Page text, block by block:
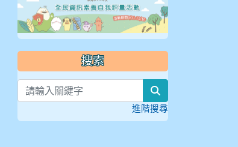
搜索
進階搜尋